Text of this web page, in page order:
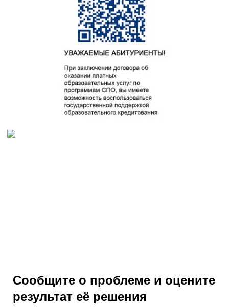
Сообщите о проблеме и оцените
результат её решения